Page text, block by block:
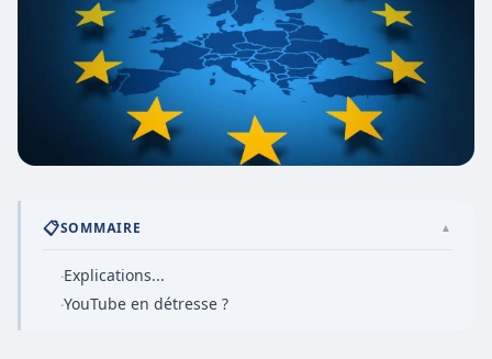
📋SOMMAIRE ▲
·Explications...
·YouTube en détresse ?